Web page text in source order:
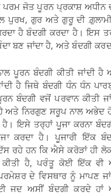
ਪਰਮ ਜੋਤ ਪੂਰਨ ਪ੍ਰਕਾਸ਼ ਅਧੀਨ
ਪੁਰਖ, ਗੁਰ ਅਤੇ ਗੁਰੂ ਦੀ
ਹੈ ਬੰਦਗੀ ਕਰਦਾ ਹੈ। ਇਸ
ਬਣ ਜਾਂਦਾ ਹੈ, ਅਤੇ ਬੰਦਗੀ
ਪੂਰਨ ਬੰਦਗੀ ਕੀਤੀ ਜਾਂਦੀ
ਹੈ ਜਿਥੇ ਬੰਦਗੀ ਧੰਨ ਧੰਨ
ਬੰਦਗੀ ਵਜੋਂ ਪਰਵਾਨ ਕੀਤੀ
ਅਤੇ ਨਿਰਗੁਣ ਸਰੂਪ ਨਾਲ ਅਭੇਦ
ਹੈ। ਇਸੇ ਤਰ੍ਹਾਂ ਪੂਜਾ ਕਰਨਾ
ਕਰਦਾ ਹੈ। ਪੂਜਾਰੀ ਇੱਕ
ਰਹੇ ਹਨ ਕਿ ਐਸੇ ਕਰੋੜਾਂ ਹੀ
ਕੀਤੀ ਹੈ, ਪਰੰਤੂ ਕੋਈ ਇੱਕ
ਦੇ ਵਿਸਥਾਰ ਨੂੰ ਮਾਪਣ
ਅਸੀਂ ਬੰਦਗੀ ਕਰਦੇ ਹਾਂ